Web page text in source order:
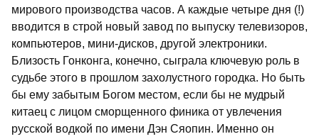
мирового производства часов. А каждые четыре дня (!)
вводится в строй новый завод по выпуску телевизоров,
компьютеров, мини-дисков, другой электроники.
Близость Гонконга, конечно, сыграла ключевую роль в
судьбе этого в прошлом захолустного городка. Но быть
бы ему забытым Богом местом, если бы не мудрый
китаец с лицом сморщенного финика от увлечения
русской водкой по имени Дэн Сяопин. Именно он